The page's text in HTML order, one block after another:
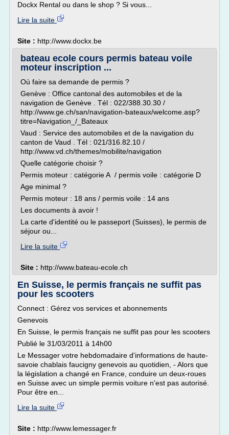
Dockx Rental ou dans le shop ? Si vous...
Lire la suite
Site : http://www.dockx.be
bateau ecole cours permis bateau voile
moteur inscription ...
Où faire sa demande de permis ?
Genève : Office cantonal des automobiles et de la
navigation de Genève . Tél : 022/388.30.30 /
http://www.ge.ch/san/navigation-bateaux/welcome.asp?
titre=Navigation_/_Bateaux
Vaud : Service des automobiles et de la navigation du
canton de Vaud . Tél : 021/316.82.10 /
http://www.vd.ch/themes/mobilite/navigation
Quelle catégorie choisir ?
Permis moteur : catégorie A / permis voile : catégorie D
Age minimal ?
Permis moteur : 18 ans / permis voile : 14 ans
Les documents à avoir !
La carte d'identité ou le passeport (Suisses), le permis de
séjour ou...
Lire la suite
Site : http://www.bateau-ecole.ch
En Suisse, le permis français ne suffit pas
pour les scooters
Connect : Gérez vos services et abonnements
Genevois
En Suisse, le permis français ne suffit pas pour les scooters
Publié le 31/03/2011 à 14h00
Le Messager votre hebdomadaire d'informations de haute-
savoie chablais faucigny genevois au quotidien, - Alors que
la législation a changé en France, conduire un deux-roues
en Suisse avec un simple permis voiture n'est pas autorisé.
Pour être en...
Lire la suite
Site : http://www.lemessager.fr